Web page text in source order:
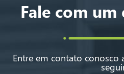
Fale com um
Entre em contato conosco